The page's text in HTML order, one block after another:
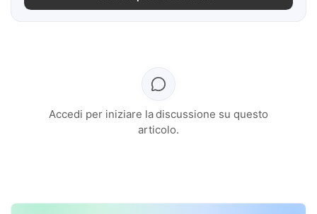
Accedi per iniziare la discussione su questo
articolo.